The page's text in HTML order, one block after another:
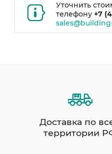
Уточнить
телефону +7
Доставка по
территории